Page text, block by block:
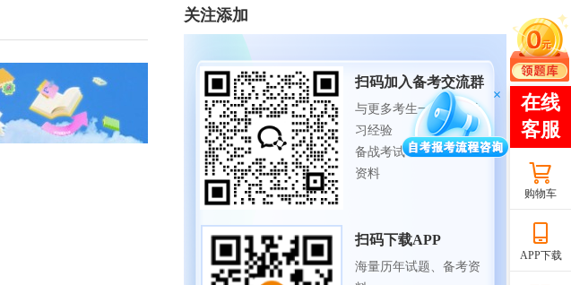
关注添加
扫码加入备考交流群
与更多考生一起交流学
习经验
备战考试，获取试题及
资料
扫码下载APP
海量历年试题、备考资
购物车
APP下载